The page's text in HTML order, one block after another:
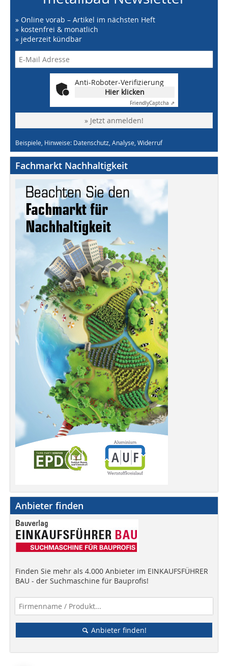
» Online vorab – Artikel im nächsten Heft
» kostenfrei & monatlich
» jederzeit kündbar
Anti-Roboter-Verifizierung
Hier klicken
FriendlyCaptcha ⇗
» Jetzt anmelden!
Beispiele, Hinweise: Datenschutz, Analyse, Widerruf
Fachmarkt Nachhaltigkeit
Anbieter finden
Finden Sie mehr als 4.000 Anbieter im EINKAUFSFÜHRER
BAU - der Suchmaschine für Bauprofis!
Anbieter finden!